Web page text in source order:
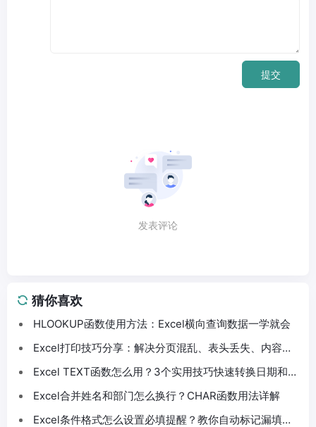
提交
发表评论
猜你喜欢
HLOOKUP函数使用方法：Excel横向查询数据一学就会
Excel打印技巧分享：解决分页混乱、表头丢失、内容截
Excel TEXT函数怎么用？3个实用技巧快速转换日期和数
Excel合并姓名和部门怎么换行？CHAR函数用法详解
Excel条件格式怎么设置必填提醒？教你自动标记漏填数